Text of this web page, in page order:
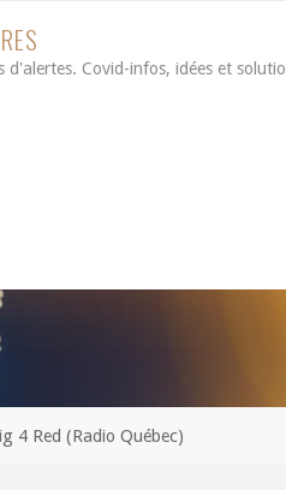
RES
d'alertes. Covid-infos, idées et
4 Red (Radio Québec)